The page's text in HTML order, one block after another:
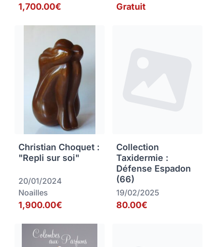
1,700.00€ Gratuit
Christian Choquet :
"Repli sur soi"
20/01/2024
Noailles
1,900.00€
Collection
Taxidermie :
Défense Espadon
(66)
19/02/2025
80.00€